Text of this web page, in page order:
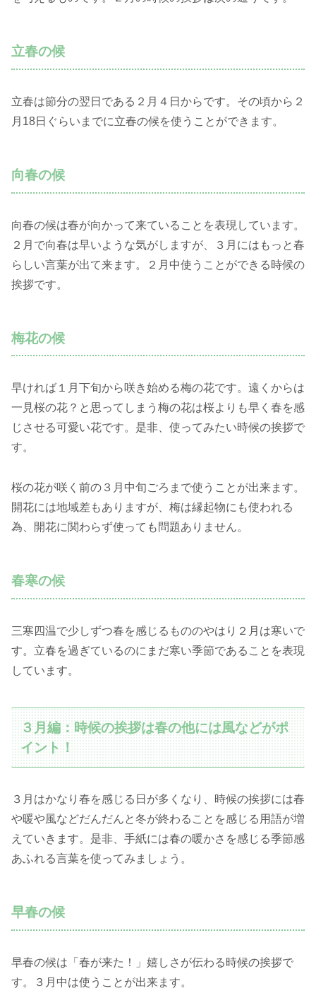
立春の候
立春は節分の翌日である２月４日からです。その頃から２
月18日ぐらいまでに立春の候を使うことができます。
向春の候
向春の候は春が向かって来ていることを表現しています。
２月で向春は早いような気がしますが、３月にはもっと春
らしい言葉が出て来ます。２月中使うことができる時候の
挨拶です。
梅花の候
早ければ１月下旬から咲き始める梅の花です。遠くからは
一見桜の花？と思ってしまう梅の花は桜よりも早く春を感
じさせる可愛い花です。是非、使ってみたい時候の挨拶で
す。
桜の花が咲く前の３月中旬ごろまで使うことが出来ます。
開花には地域差もありますが、梅は縁起物にも使われる
為、開花に関わらず使っても問題ありません。
春寒の候
三寒四温で少しずつ春を感じるもののやはり２月は寒いで
す。立春を過ぎているのにまだ寒い季節であることを表現
しています。
３月編：時候の挨拶は春の他には風などがポ
イント！
３月はかなり春を感じる日が多くなり、時候の挨拶には春
や暖や風などだんだんと冬が終わることを感じる用語が増
えていきます。是非、手紙には春の暖かさを感じる季節感
あふれる言葉を使ってみましょう。
早春の候
早春の候は「春が来た！」嬉しさが伝わる時候の挨拶で
す。３月中は使うことが出来ます。